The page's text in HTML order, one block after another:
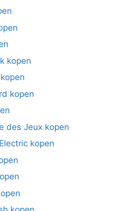
kopen
kopen
des Jeux kopen
kopen